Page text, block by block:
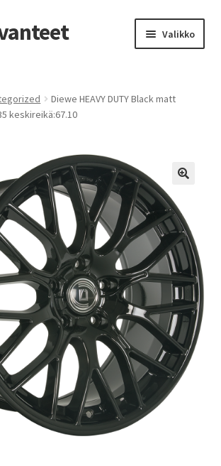
Valikko
Diewe HEAVY DUTY Black matt
keskireikä:67.10